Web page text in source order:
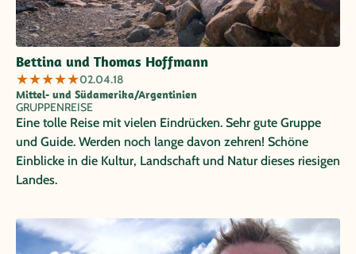
Bettina und Thomas Hoffmann
★★★★★02.04.18
Mittel- und Südamerika/Argentinien
GRUPPENREISE
Eine tolle Reise mit vielen Eindrücken. Sehr gute Gruppe
und Guide. Werden noch lange davon zehren! Schöne
Einblicke in die Kultur, Landschaft und Natur dieses riesigen
Landes.